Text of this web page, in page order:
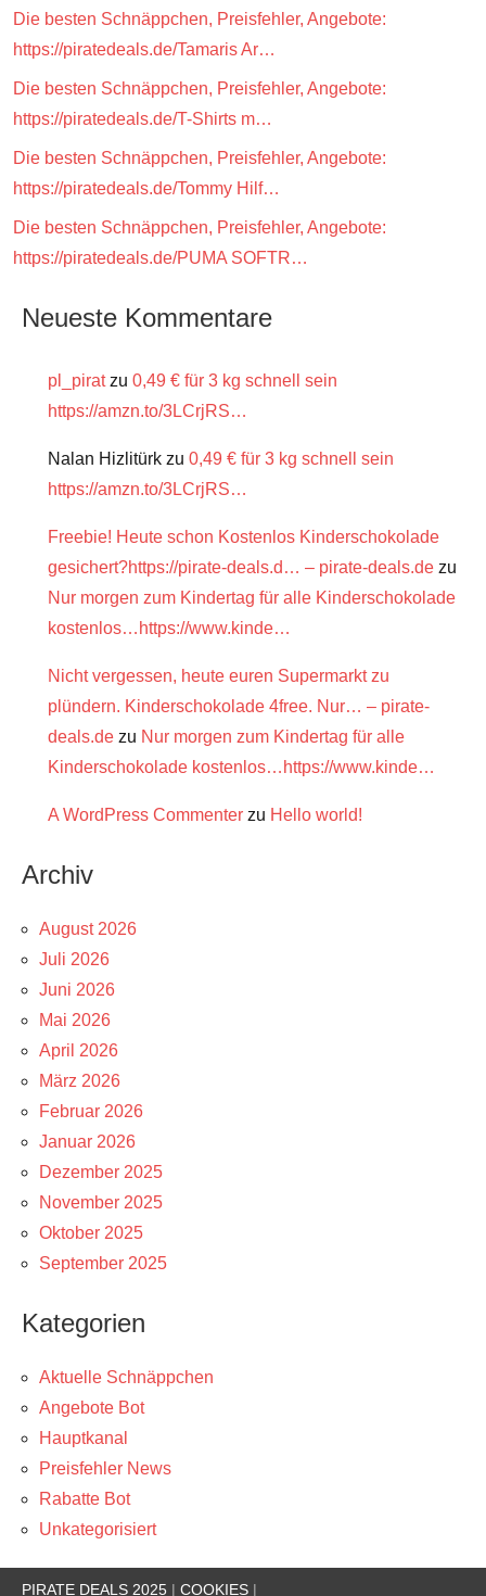
Die besten Schnäppchen, Preisfehler, Angebote:
https://piratedeals.de/Tamaris Ar…
Die besten Schnäppchen, Preisfehler, Angebote:
https://piratedeals.de/T-Shirts m…
Die besten Schnäppchen, Preisfehler, Angebote:
https://piratedeals.de/Tommy Hilf…
Die besten Schnäppchen, Preisfehler, Angebote:
https://piratedeals.de/PUMA SOFTR…
Neueste Kommentare
pl_piratzu 0,49 € für 3 kg schnell sein
https://amzn.to/3LCrjRS…
Nalan Hizlitürk zu 0,49 € für 3 kg schnell sein
https://amzn.to/3LCrjRS…
Freebie! Heute schon Kostenlos Kinderschokolade
gesichert?https://pirate-deals.d… – pirate-deals.de zu
Nur morgen zum Kindertag für alle Kinderschokolade
kostenlos…https://www.kinde…
Nicht vergessen, heute euren Supermarkt zu
plündern. Kinderschokolade 4free. Nur… – pirate-
deals.de zu Nur morgen zum Kindertag für alle
Kinderschokolade kostenlos…https://www.kinde…
A WordPress Commenter zu Hello world!
Archiv
August 2026
Juli 2026
Juni 2026
Mai 2026
April 2026
März 2026
Februar 2026
Januar 2026
Dezember 2025
November 2025
Oktober 2025
September 2025
Kategorien
Aktuelle Schnäppchen
Angebote Bot
Hauptkanal
Preisfehler News
Rabatte Bot
Unkategorisiert
PIRATE DEALS 2025 | COOKIES |